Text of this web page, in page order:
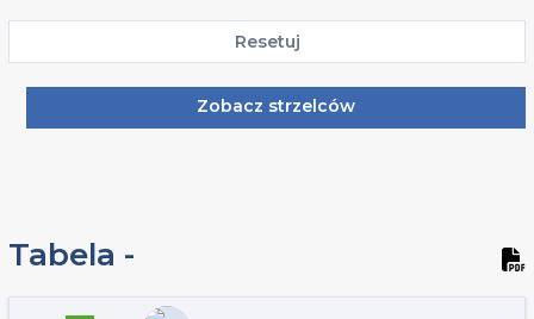
Resetuj
Zobacz strzelców
Tabela -